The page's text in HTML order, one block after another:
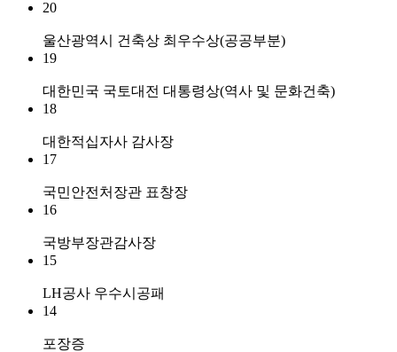
20
울산광역시 건축상 최우수상(공공부분)
19
대한민국 국토대전 대통령상(역사 및 문화건축)
18
대한적십자사 감사장
17
국민안전처장관 표창장
16
국방부장관감사장
15
LH공사 우수시공패
14
포장증